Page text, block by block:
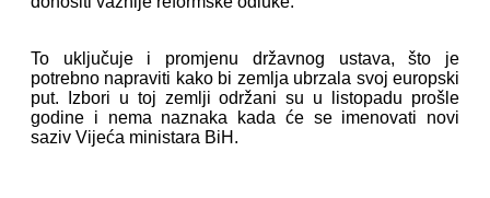
To uključuje i promjenu državnog ustava, što je
potrebno napraviti kako bi zemlja ubrzala svoj europski
put. Izbori u toj zemlji održani su u listopadu prošle
godine i nema naznaka kada će se imenovati novi
saziv Vijeća ministara BiH.